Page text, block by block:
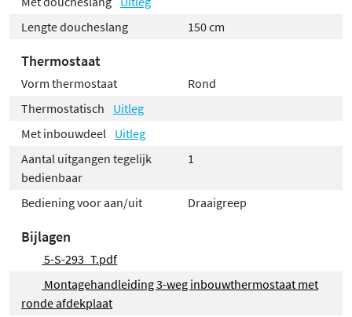
Lengte doucheslang
150 cm
Thermostaat
Vorm thermostaat
Rond
Thermostatisch
Uitleg
Met inbouwdeel
Uitleg
Aantal uitgangen tegelijk
bedienbaar
1
Bediening voor aan/uit Draaigreep
Bijlagen
5-S-293_T.pdf
Montagehandleiding 3-weg inbouwthermostaat met
ronde afdekplaat